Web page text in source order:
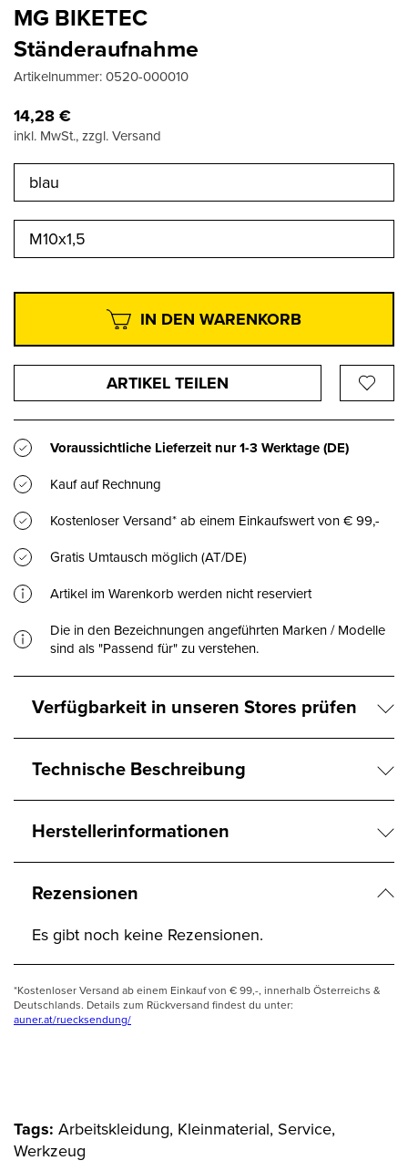
MG BIKETEC
Ständeraufnahme
Artikelnummer:0520-000010
14,28€
inkl. MwSt., zzgl. Versand
blau
M10x1,5
IN DEN WARENKORB
ARTIKEL TEILEN
Voraussichtliche Lieferzeit nur1-3 Werktage(DE)
Kauf auf Rechnung
Kostenloser Versand* ab einem Einkaufswert von € 99,-
Gratis Umtausch möglich (AT/DE)
Artikel im Warenkorb werden nicht reserviert
Die in den Bezeichnungen angeführten Marken / Modelle
sind als "Passend für" zu verstehen.
Verfügbarkeit in unseren Stores prüfen
Technische Beschreibung
Herstellerinformationen
Rezensionen
Es gibt noch keine Rezensionen.
*Kostenloser Versand ab einem Einkauf von € 99,-, innerhalb Österreichs &
Deutschlands. Details zum Rückversand findest du unter:
auner.at/ruecksendung/
Tags: Arbeitskleidung, Kleinmaterial, Service,
Werkzeug